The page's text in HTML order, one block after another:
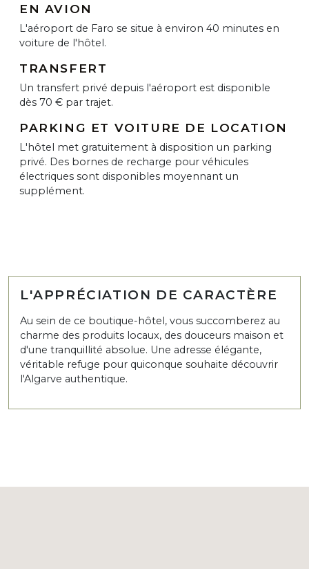
EN AVION
L'aéroport de Faro se situe à environ 40 minutes en
voiture de l'hôtel.
TRANSFERT
Un transfert privé depuis l'aéroport est disponible
dès 70 € par trajet.
PARKING ET VOITURE DE LOCATION
L'hôtel met gratuitement à disposition un parking
privé. Des bornes de recharge pour véhicules
électriques sont disponibles moyennant un
supplément.
L'APPRÉCIATION DE CARACTÈRE
Au sein de ce boutique-hôtel, vous succomberez au
charme des produits locaux, des douceurs maison et
d'une tranquillité absolue. Une adresse élégante,
véritable refuge pour quiconque souhaite découvrir
l'Algarve authentique.